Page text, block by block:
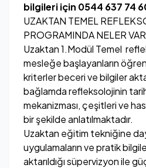
bilgileri için 0544 637 74
UZAKTAN TEMEL
PROGRAMINDA NELER
Uzaktan 1.Modül Temel
mesleğe başlayanların
kriterler beceri ve bilgiler
bağlamda refleksolojinin
mekanizması, çeşitleri ve
bir şekilde anlatılmaktadır.
Uzaktan eğitim tekniğine
uygulamaların ve pratik
aktarıldığı süpervizyon ile